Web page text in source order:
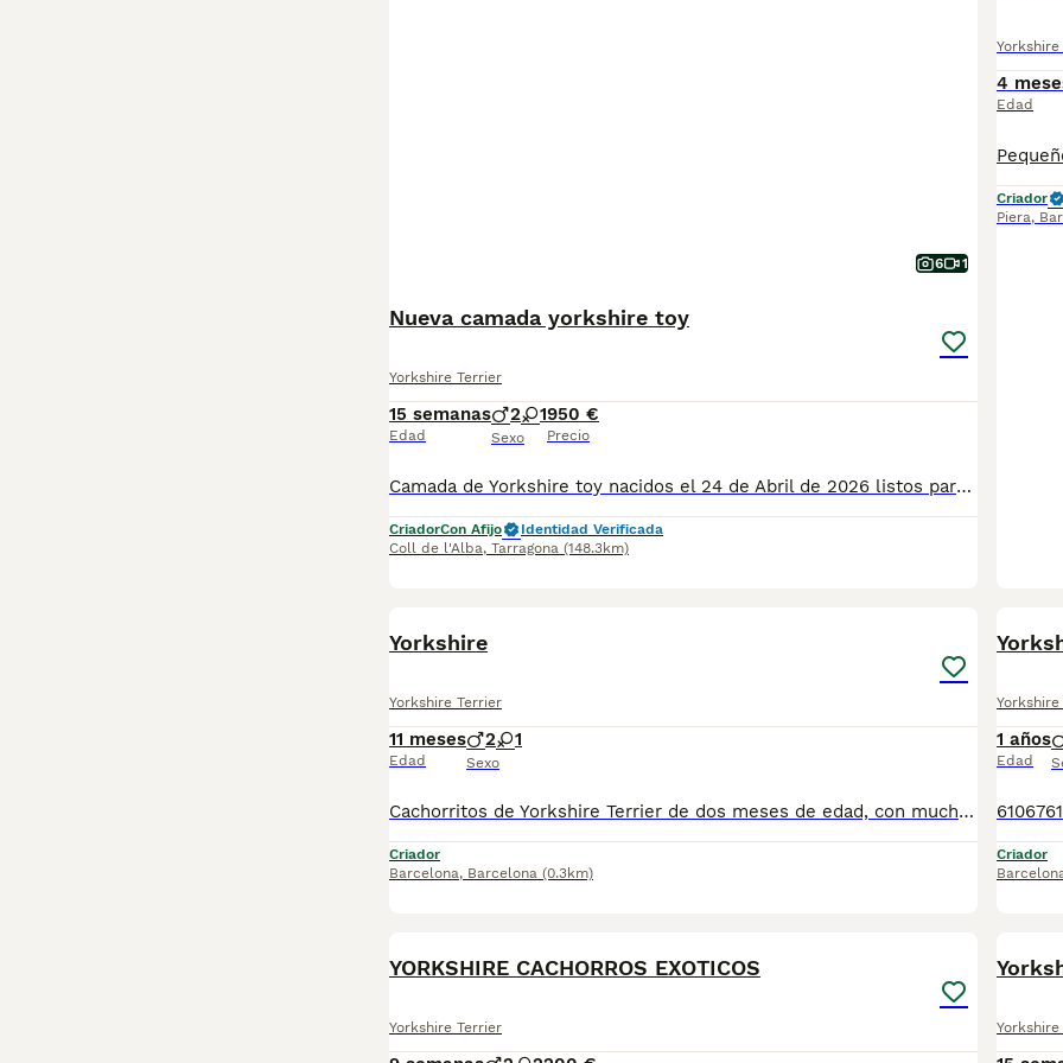
6 1
Nueva camada yorkshire toy
Yorkshire Terrier
15 semanas
Edad
2 1
Sexo
950 €
Precio
Camada de Yorkshire toy nacidos el 24 de Abril de 2026 listos para nueva familia, se entregan vacunados, desparasitados revision y cartilla veterinaria. ya estan comiendo solos y son totalmente independientes se pueden ver y se enseñan a los padres, no se envian, solo entrega en mano, gente seria, responsable y amante de los animales.
CriadorCon Afijo
Identidad Verificada
Coll de l'Alba, Tarragona (148.3km)
4
Edad
Criador
Piera,
Yorkshire
Yorkshire Terrier
11 meses
Edad
2 1
Sexo
Cachorritos de Yorkshire Terrier de dos meses de edad, con mucha calidad de pelo. Se entregan con la vacuna correspondiente a la edad, revisados por nuestro veterinario, desparasitados, con su cartilla veterinaria, microchip y garantía de salud virica y congenita por escrito, con todo tipo de consejos, muy bien cuidados muy sanos, criados en entorno familiar. Muy cariñosos, listos y juguetones. Ven a verlos sin compromiso cualquier día de la semana incluidos festivos. Disponemos de centro con numero zoológico T-2500116 Mi número de teléfono: 610676133.
Criador
Barcelona, Barcelona (0.3km)
1 años
Edad
Criador
YORKSHIRE CACHORROS EXOTICOS
Yorkshire Terrier